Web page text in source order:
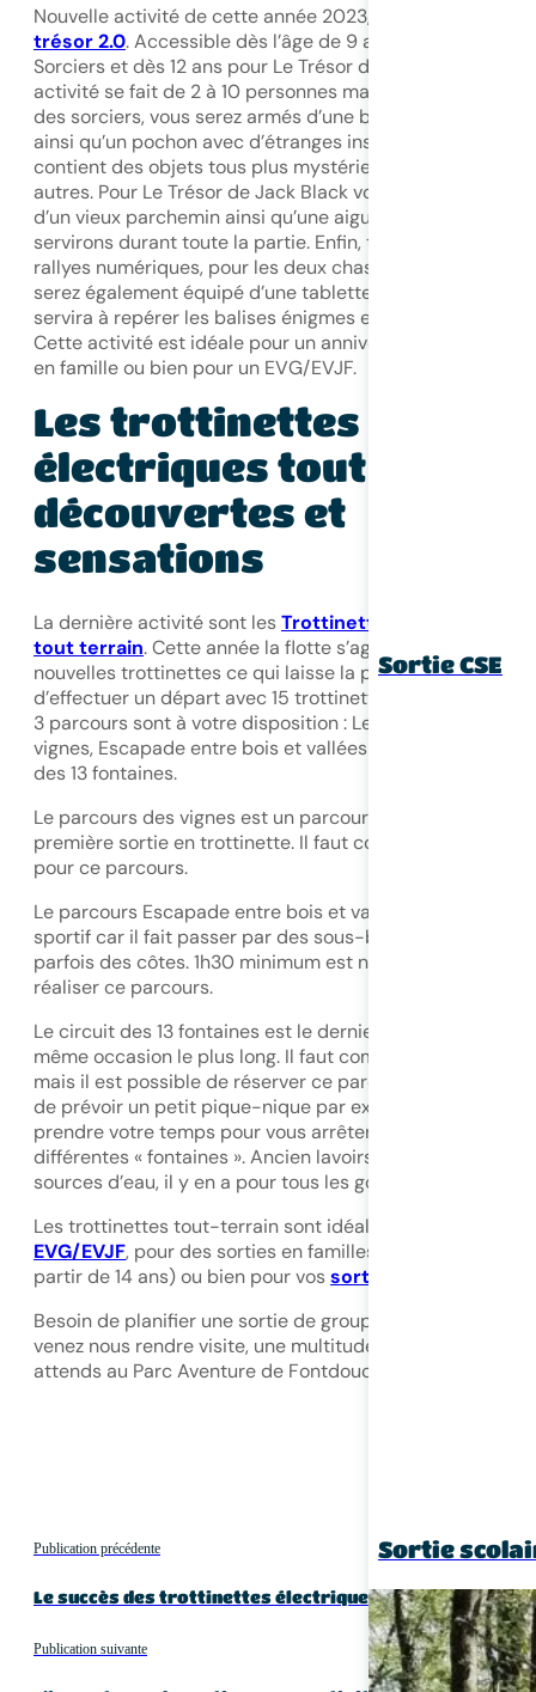
Sortie CSE
Sortie
Nouvelle activité de cette année 2023, les
trésor 2.0. Accessible dès l’âge de 9 ans pour L’école
Sorciers et dès 12 ans pour Le Trésor de Jack Black cette
activité se fait de 2 à 10 personnes maximum. Pour
des sorciers, vous serez armés d’une baguette magique
ainsi qu’un pochon avec d’étranges inscriptions qui
contient des objets tous plus mystérieux les uns que les
autres. Pour Le Trésor de Jack Black vous serez équipé
d’un vieux parchemin ainsi qu’une aiguille qui vous
servirons durant toute la partie. Enfin, tout comme les
rallyes numériques, pour les deux chasses au trésor vous
serez également équipé d’une tablette numérique qui
servira à repérer les balises énigmes et autres surprises.
Cette activité est idéale pour un anniversaire entre amis,
en famille ou bien pour un EVG/EVJF.
Les trottinettes
électriques tout terrain,
découvertes et
sensations
La dernière activité sont lesTrottinettes électriques
tout terrain. Cette année la flotte s’agrandit, avec 10
nouvelles trottinettes ce qui laisse la possibilité
d’effectuer un départ avec 15 trottinettes en simultanées.
3 parcours sont à votre disposition : Le parcours des
vignes, Escapade entre bois et vallées et enfin Le circuit
des 13 fontaines.
Le parcours des vignes est un parcours adapté pour une
première sortie en trottinette. Il faut compter environ 1h
pour ce parcours.
Le parcours Escapade entre bois et vallées est un peu
sportif car il fait passer par des sous-bois empruntant
parfois des côtes. 1h30 minimum est nécessaire pour
réaliser ce parcours.
Le circuit des 13 fontaines est le dernier parcours et par
même occasion le plus long. Il faut compter minimum 2h,
mais il est possible de réserver ce parcours pour 3h afin
de prévoir un petit pique-nique par exemple ou bien de
prendre votre temps pour vous arrêter et admirer les
différentes « fontaines ». Ancien lavoirs, puits, fontaines,
sources d’eau, il y en a pour tous les goûts !
Les trottinettes tout-terrain sont idéales, pour des
EVG/EVJF, pour des sorties en familles ou entre amis (à
partir de 14 ans) ou bien pour vossorties Team-
Besoin de planifier une sortie de groupe ? N’hésitez plus
venez nous rendre visite, une multitude d’activité vous
attends au Parc Aventure de Fontdouce !
Publication précédente
Le succès des trottinettes électriques tout-terrain
Publication suivante